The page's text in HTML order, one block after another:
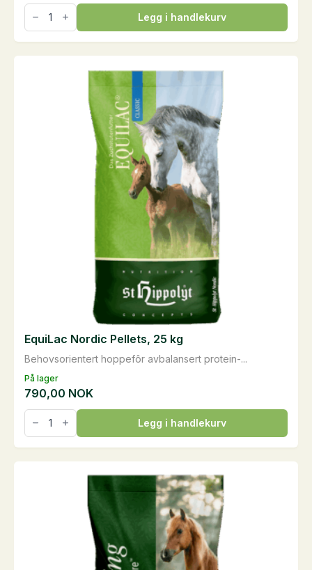
EquiLac
Nordic
Müsli,
20
Legg i handlekurv
På lager
Behovsorientert hoppefôr avbalansert protein-...
EquiLac Nordic Pellets, 25 kg
790,00 NOK
EquiLac
Nordic
Pellets,
25
Legg i handlekurv